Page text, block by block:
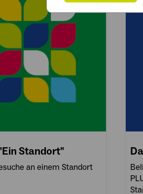
Standort"
an einem Standort